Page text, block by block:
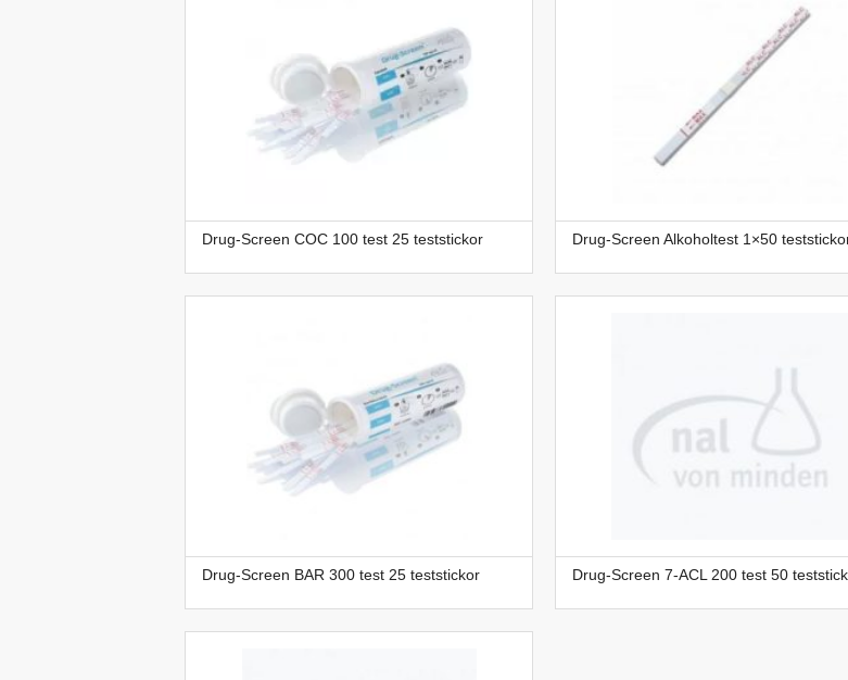
Drug-Screen COC 100 test 25 teststickor Drug-Screen Alkoholtest 1×50
Drug-Screen BAR 300 test 25 teststickor Drug-Screen 7-ACL 200 test 50